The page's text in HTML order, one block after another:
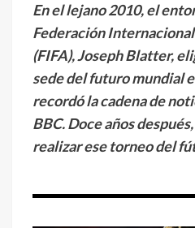
En el lejano 2010, el
Federación
(FIFA), Joseph Blatter,
sede del futuro mundial
recordó la cadena de
BBC. Doce años
realizar ese torneo del